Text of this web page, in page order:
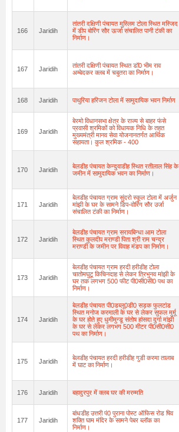
166 Jaridih
तांतरी दक्षिणी पंचायत मुस्लिम टोला स्थित मस्जिद
में डीप बोरिंग सौर ऊर्जा संचालित पानी टंकी का
निर्माण।
167 Jaridih
तांतरी दक्षिणी पंचायत स्थित डॉ0 भीम राव
अम्बेदकर क्लब में चबुतरा का निर्माण।
168 Jaridih पाथुरिया हरिजन टोला में सामुदायिक भवन निर्माण
169 Jaridih
बेरमो विधानसभा क्षेत्र के राज्य से बाहर फंसे
प्रवासी श्रमिकों को विधायक निधि के तहत
मुख्यमंत्री मानव सेवा योजनानतर्गत आर्थिक
सहायता। कुल श्रमिक - 400
170 Jaridih
बेलडीह पंचायत केन्दुवाडीह स्थित रतीलाल सिंह के
जमीन में सामुदायिक भवन का निर्माण।
171 Jaridih
बेलडीह पंचायत ग्राम सुंदरो स्कूल टोला में अर्जुन
मांझी के घर के सामने डिप-वोरिंग सौर उर्जा
संचालित टंकी का निर्माण।
172 Jaridih
बेलडीह पंचायत ग्राम सरायबिन्धा आम टोला
स्थित कुलदीप मराण्डी पिता श्री राम चन्द्र
मराण्डी के जमीन पर विवाह मंडप का निर्माण।
173 Jaridih
बेलडीह पंचायत ग्राम हरदी हरीडीह टोला
चातोमघुटू किचिनदाह से लेकर त्रिभुनव मांझी के
घर तक लगभग 500 फीट पी0सी0सी0 पथ का
निर्माण।
174 Jaridih
बेलडीह पंचायत पी0डब्लू0डी0 सड़क फुलटांड
स्थित मनोज करमाली के घर से लेकर सुफल मुर्मू
के घर होते हुए धुमीमुन्डू संतोष हांसदा दुर्गा मांझी
के घर से लेकर लगभग 500 मीटर पी0सी0सी0
पथ का निर्माण।
175 Jaridih
बेलडीह पंचायत हरदी हरीडीह गुडी करमा तालाब
में घाट का निर्माण।
176 Jaridih बहादुरपुर में क्लब घर की मरम्मति
177 Jaridih
बांधडीह उत्तरी पं0 पुराना पोस्ट ऑफिस रोड षिव
शक्ति घाम मंदिर के सामने पेबर ब्लॉक का
निर्माण।